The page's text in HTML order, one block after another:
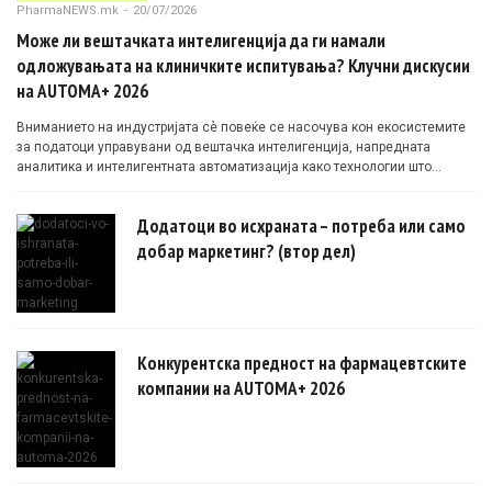
PharmaNEWS.mk - 20/07/2026
Може ли вештачката интелигенција да ги намали
одложувањата на клиничките испитувања? Клучни дискусии
на AUTOMA+ 2026
Вниманието на индустријата сè повеќе се насочува кон екосистемите
за податоци управувани од вештачка интелигенција, напредната
аналитика и интелигентната автоматизација како технологии што
Додатоци во исхраната – потреба или само
добар маркетинг? (втор дел)
Конкурентска предност на фармацевтските
компании на AUTOMA+ 2026